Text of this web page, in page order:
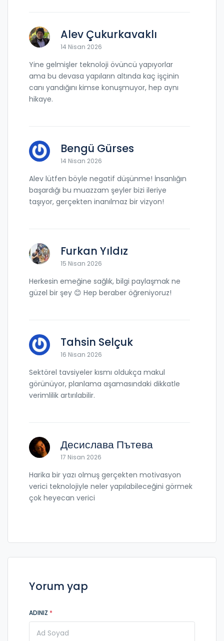
Alev Çukurkavaklı
14 Nisan 2026
Yine gelmişler teknoloji övüncü yapıyorlar
ama bu devasa yapıların altında kaç işçinin
canı yandığını kimse konuşmuyor, hep aynı
hikaye.
Bengü Gürses
14 Nisan 2026
Alev lütfen böyle negatif düşünme! İnsanlığın
başardığı bu muazzam şeyler bizi ileriye
taşıyor, gerçekten inanılmaz bir vizyon!
Furkan Yıldız
15 Nisan 2026
Herkesin emeğine sağlık, bilgi paylaşmak ne
güzel bir şey 😊 Hep beraber öğreniyoruz!
Tahsin Selçuk
16 Nisan 2026
Sektörel tavsiyeler kısmı oldukça makul
görünüyor, planlama aşamasındaki dikkatle
verimlilik artırılabilir.
Десислава Пътева
17 Nisan 2026
Harika bir yazı olmuş gerçekten motivasyon
verici teknolojiyle neler yapılabileceğini görmek
çok heyecan verici
Yorum yap
ADINIZ *